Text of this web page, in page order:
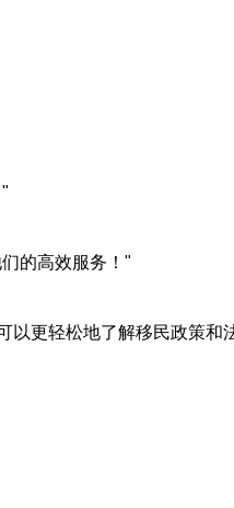
的高效服务！"
更轻松地了解移民政策和